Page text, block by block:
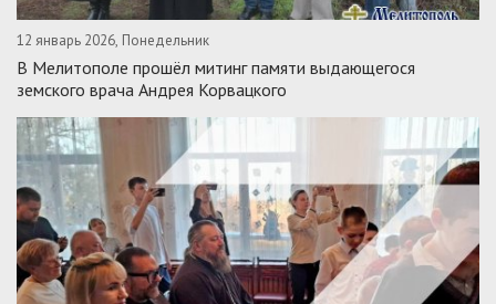
12 январь 2026, Понедельник
В Мелитополе прошёл митинг памяти выдающегося
земского врача Андрея Корвацкого